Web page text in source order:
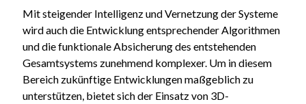
Mit steigender Intelligenz und Vernetzung der Systeme
wird auch die Entwicklung entsprechender Algorithmen
und die funktionale Absicherung des entstehenden
Gesamtsystems zunehmend komplexer. Um in diesem
Bereich zukünftige Entwicklungen maßgeblich zu
unterstützen, bietet sich der Einsatz von 3D-